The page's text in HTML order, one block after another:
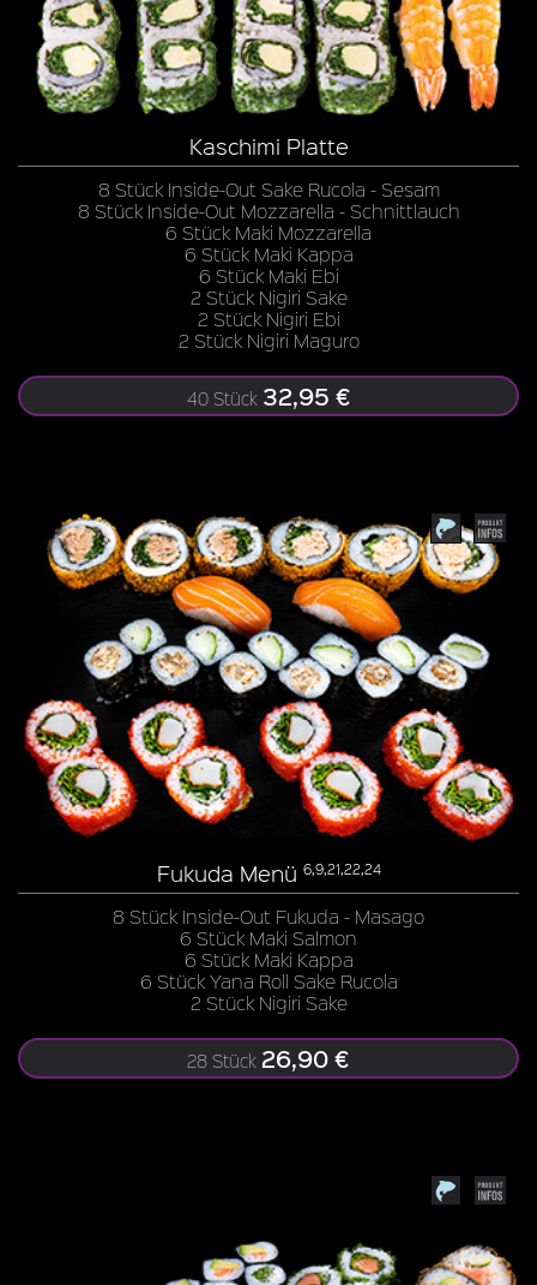
Kaschimi Platte
8 Stück Inside-Out Sake Rucola - Sesam
8 Stück Inside-Out Mozzarella - Schnittlauch
6 Stück Maki Mozzarella
6 Stück Maki Kappa
6 Stück Maki Ebi
2 Stück Nigiri Sake
2 Stück Nigiri Ebi
2 Stück Nigiri Maguro
40 Stück 32,95 €
Fukuda Menü 6,9,21,22,24
8 Stück Inside-Out Fukuda - Masago
6 Stück Maki Salmon
6 Stück Maki Kappa
6 Stück Yana Roll Sake Rucola
2 Stück Nigiri Sake
28 Stück 26,90 €